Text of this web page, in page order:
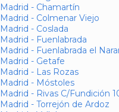
Madrid - Chamartín
Madrid - Colmenar Viejo
Madrid - Coslada
Madrid - Fuenlabrada
Madrid - Fuenlabrada el
Madrid - Getafe
Madrid - Las Rozas
Madrid - Móstoles
Madrid - Rivas C/Fundición
Madrid - Torrejón de Ardoz